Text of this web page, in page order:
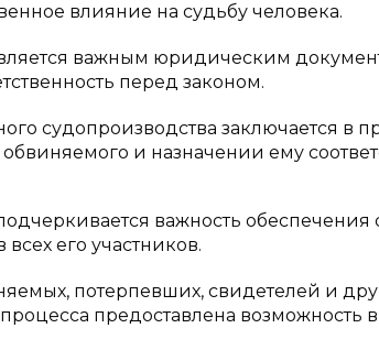
влияние на судьбу человека.
важным юридическим
перед законом.
судопроизводства заключается
и назначении ему
важность
его участников.
потерпевших, свидетелей и
предоставлена